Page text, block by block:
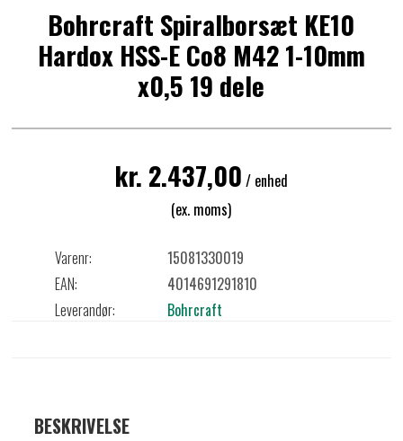
Bohrcraft Spiralborsæt KE10
Hardox HSS-E Co8 M42 1-10mm
x0,5 19 dele
kr. 2.437,00 / enhed
(ex. moms)
Varenr:
15081330019
EAN:
4014691291810
Leverandør:
Bohrcraft
BESKRIVELSE